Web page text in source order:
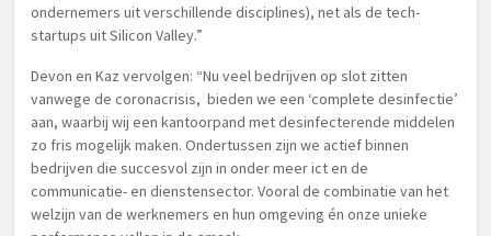
ondernemers uit verschillende disciplines), net als de tech-
startups uit Silicon Valley.”
Devon en Kaz vervolgen: “Nu veel bedrijven op slot zitten
vanwege de coronacrisis, bieden we een ‘complete desinfectie’
aan, waarbij wij een kantoorpand met desinfecterende middelen
zo fris mogelijk maken. Ondertussen zijn we actief binnen
bedrijven die succesvol zijn in onder meer ict en de
communicatie- en dienstensector. Vooral de combinatie van het
welzijn van de werknemers en hun omgeving én onze unieke